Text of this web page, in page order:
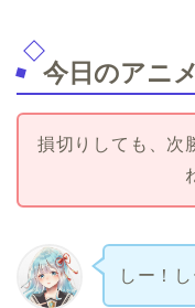
今日のアニメ
損切りしても、次
しー！し